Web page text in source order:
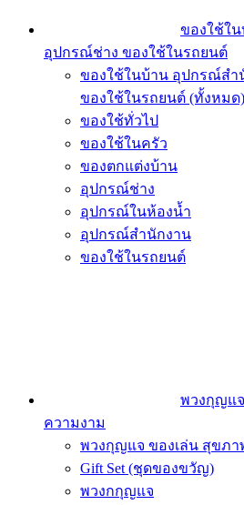
ของใช้ใ
อุปกรณ์ช่าง ของใช้ในรถยนต์
ของใช้ในบ้าน อุปกรณ์สำ
ของใช้ในรถยนต์ (ทั้งหมด
ของใช้ทั่วไป
ของใช้ในครัว
ของตกแต่งบ้าน
อุปกรณ์ช่าง
อุปกรณ์ในห้องน้ำ
อุปกรณ์สำนักงาน
ของใช้ในรถยนต์
พวงกุญแ
ความงาม
พวงกุญแจ ของเล่น สุขภ
Gift Set (ชุดของขวัญ)
พวงกกุญแจ